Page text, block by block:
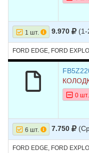
23 LINCOLN MKS
24 LINCOLN MKS
LINCOLN MKS
MKS
27 LINCOLN MKT
28 LINCOLN MKT
1 шт. 9.970 (1-
FORD EDGE, FORD
0
6 шт. 7.750
FORD EDGE, FORD